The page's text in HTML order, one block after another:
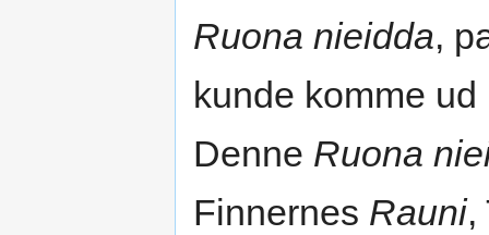
Ruona nieidda,
kunde komme
Denne Ruona
Finnernes Rauni,